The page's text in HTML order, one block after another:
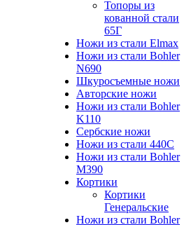
Топоры из
кованной стали
65Г
Ножи из стали Elmax
Ножи из стали Bohler
N690
Шкуросъемные ножи
Авторские ножи
Ножи из стали Bohler
K110
Сербские ножи
Ножи из стали 440С
Ножи из стали Bohler
M390
Кортики
Кортики
Генеральские
Ножи из стали Bohler